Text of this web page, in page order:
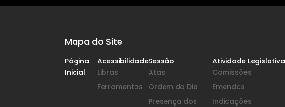
Mapa do Site
Página
Inicial
Acessibilidade
Libras
Ferramentas
Sessão
Atas
Ordem do Dia
Presença dos
Atividade Legislativa
Comissões
Emendas
Indicações